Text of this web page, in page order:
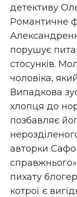
детективу
Романтичне
порушує
стосунків.
чоловіка,
Випадкова
хлопця до
позбавляє
авторки Сафо
пихату
котрої є